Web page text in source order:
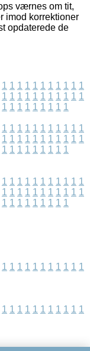
værnes om tit,
imod korrektioner
opdaterede de
1 1 1 1 1 1 1 1 1 1 1
1 1 1 1 1 1 1 1 1 1 1
1 1 1 1 1 1 1 1 1
1 1 1 1 1 1 1 1 1 1 1
1 1 1 1 1 1 1 1 1 1 1
1 1 1 1 1 1 1 1 1
1 1 1 1 1 1 1 1 1 1 1
1 1 1 1 1 1 1 1 1 1 1
1 1 1 1 1 1 1 1 1
1 1 1 1 1 1 1 1 1 1 1
1 1 1 1 1 1 1 1 1 1 1